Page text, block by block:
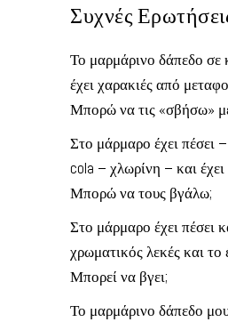
Συχνές
Το μαρμάρινο δάπεδο σε
έχει χαρακιές από
Μπορώ να τις «σβήσω»
Στο μάρμαρο έχει πέσει
cola – χλωρίνη – και
Μπορώ να τους βγάλω;
Στο μάρμαρο έχει πέσει
χρωματικός λεκές και το
Μπορεί να βγει;
Το μαρμάρινο δάπεδο